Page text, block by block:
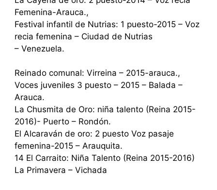
Femenina-Arauca.,
Festival infantil de Nutrias: 1 puesto-2015 – Voz
recia femenina – Ciudad de Nutrias
– Venezuela.
Reinado comunal: Virreina – 2015-arauca.,
Voces juveniles 3 puesto – 2015 – Balada –
Arauca.
La Chusmita de Oro: niña talento (Reina 2015-
2016)- Puerto – Rondón.
El Alcaraván de oro: 2 puesto Voz pasaje
femenina-2015 – Arauquita.
14 El Carraito: Niña Talento (Reina 2015-2016)
La Primavera – Vichada